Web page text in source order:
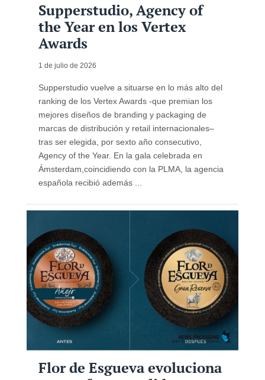
Supperstudio, Agency of
the Year en los Vertex
Awards
1 de julio de 2026
Supperstudio vuelve a situarse en lo más alto del
ranking de los Vertex Awards -que premian los
mejores diseños de branding y packaging de
marcas de distribución y retail internacionales–
tras ser elegida, por sexto año consecutivo,
Agency of the Year. En la gala celebrada en
Ámsterdam,coincidiendo con la PLMA, la agencia
española recibió además ...
Flor de Esgueva evoluciona